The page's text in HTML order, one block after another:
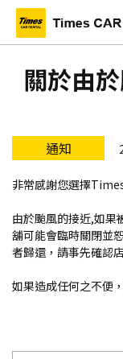
關於由
通知
非常感謝您選擇
由於颱風的接近,如果
舖可能會臨時關閉並
者歸還，請事先確認
如果造成任何之不便